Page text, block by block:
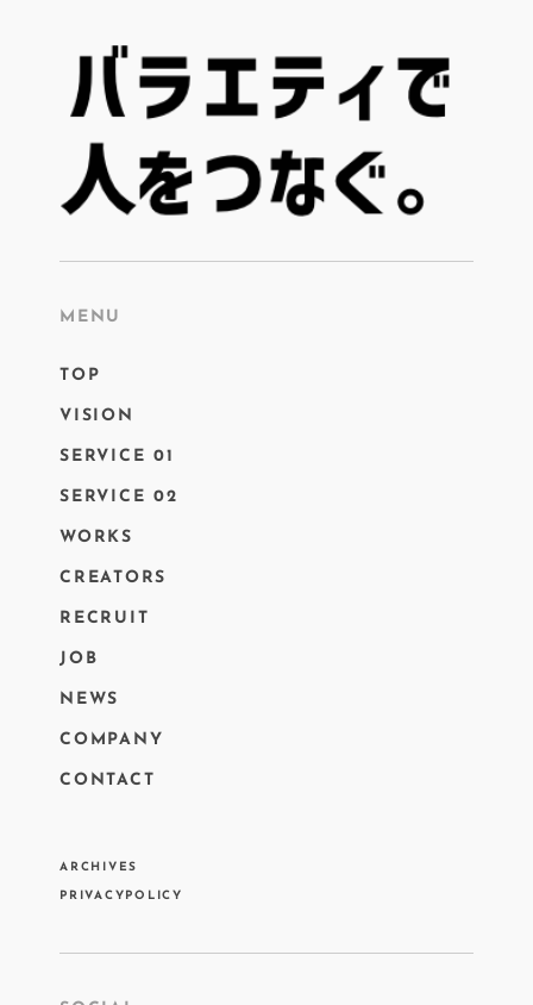
MENU
TOP
VISION
SERVICE 01
SERVICE 02
WORKS
CREATORS
RECRUIT
JOB
NEWS
COMPANY
CONTACT
ARCHIVES
PRIVACYPOLICY